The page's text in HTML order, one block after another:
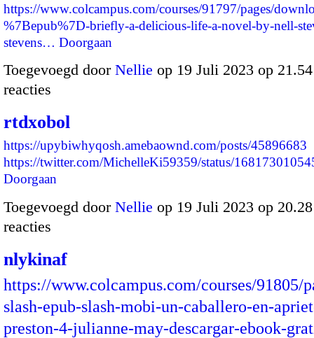
https://www.colcampus.com/courses/91797/pages/
%7Bepub%7D-briefly-a-delicious-life-a-novel-by-nell-
stevens… Doorgaan
Toegevoegd door Nellie op 19 Juli 2023 op
reacties
rtdxobol
https://upybiwhyqosh.amebaownd.com/posts/45896683
https://twitter.com/MichelleKi59359/status/
Doorgaan
Toegevoegd door Nellie op 19 Juli 2023 op
reacties
nlykinaf
https://www.colcampus.com/courses/91805/
slash-epub-slash-mobi-un-caballero-en-
preston-4-julianne-may-descargar-ebook-